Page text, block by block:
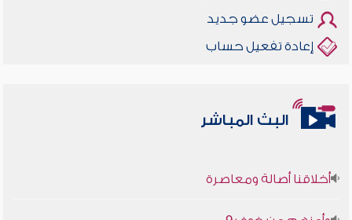
تسجيل عضو جديد
إعادة تفعيل حساب
البث المباشر
أخلاقنا أصالة ومعاصرة
وأمنهم من خوف 9